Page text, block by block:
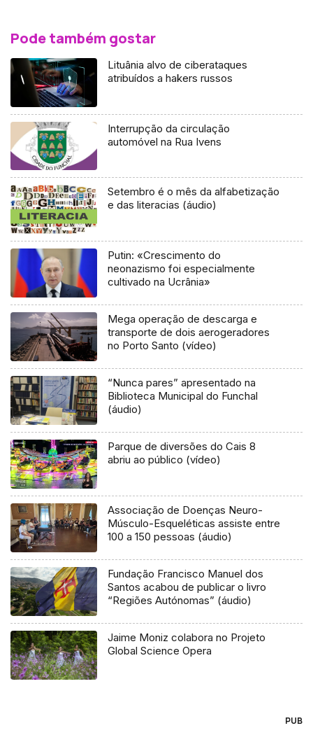
Pode também gostar
Lituânia alvo de ciberataques
atribuídos a hakers russos
Interrupção da circulação
automóvel na Rua Ivens
Setembro é o mês da alfabetização
e das literacias (áudio)
Putin: «Crescimento do
neonazismo foi especialmente
cultivado na Ucrânia»
Mega operação de descarga e
transporte de dois aerogeradores
no Porto Santo (vídeo)
“Nunca pares” apresentado na
Biblioteca Municipal do Funchal
(áudio)
Parque de diversões do Cais 8
abriu ao público (vídeo)
Associação de Doenças Neuro-
Músculo-Esqueléticas assiste entre
100 a 150 pessoas (áudio)
Fundação Francisco Manuel dos
Santos acabou de publicar o livro
“Regiões Autónomas” (áudio)
Jaime Moniz colabora no Projeto
Global Science Opera
PUB